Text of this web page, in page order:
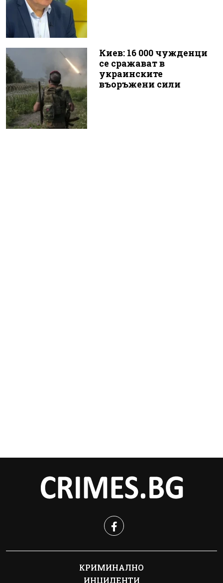
Киев: 16 000 чужденци
се сражават в
украинските
въоръжени сили
КРИМИНАЛНО
ИНЦИДЕНТИ